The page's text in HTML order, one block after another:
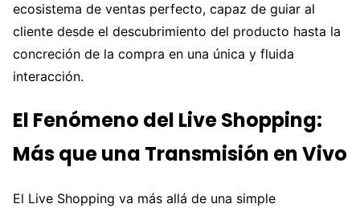
ecosistema de ventas perfecto, capaz de guiar al
cliente desde el descubrimiento del producto hasta la
concreción de la compra en una única y fluida
interacción.
El Fenómeno del Live Shopping:
Más que una Transmisión en Vivo
El Live Shopping va más allá de una simple